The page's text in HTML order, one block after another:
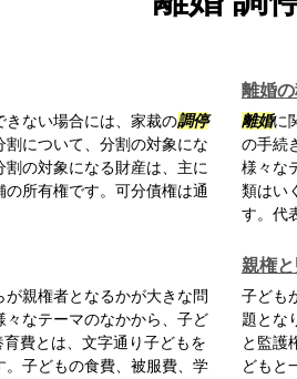
ない場合には、家裁の調停
について、分割の対象にな
の対象になる財産は、主に
所有権です。可分債権は通
離婚
離婚に
の手続
様々な
類はい
す。代
親権者となるかが大きな問
々なテーマのなかから、子ど
費とは、文字通り子どもを
子どもの食費、被服費、学
親権
子ども
題とな
と監護
どもと